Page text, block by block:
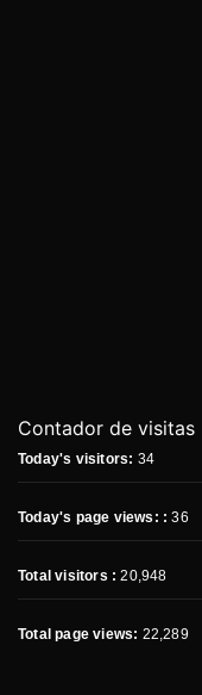
Contador de visitas
Today's visitors: 34
Today's page views: :36
Total visitors :20,948
Total page views: 22,289